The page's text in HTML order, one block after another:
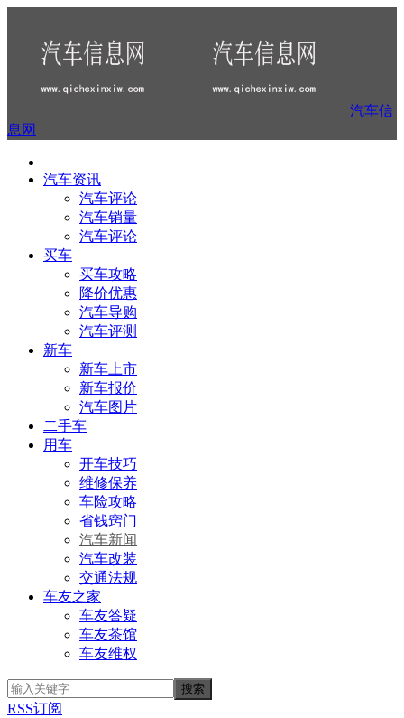
汽车信
息网
汽车资讯
汽车评论
汽车销量
汽车评论
买车
买车攻略
降价优惠
汽车导购
汽车评测
新车
新车上市
新车报价
汽车图片
二手车
用车
开车技巧
维修保养
车险攻略
省钱窍门
汽车新闻
汽车改装
交通法规
车友之家
车友答疑
车友茶馆
车友维权
RSS订阅